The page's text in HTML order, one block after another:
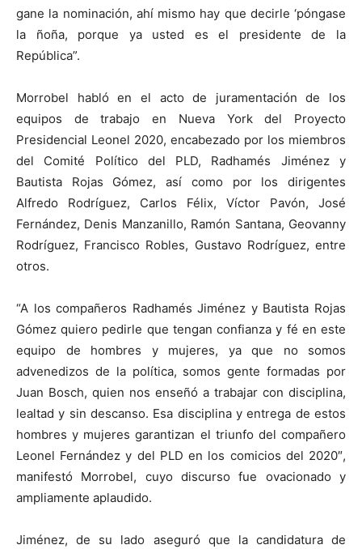
gane la nominación, ahí mismo hay que decirle ‘póngase
la ñoña, porque ya usted es el presidente de la
República”.
Morrobel habló en el acto de juramentación de los
equipos de trabajo en Nueva York del Proyecto
Presidencial Leonel 2020, encabezado por los miembros
del Comité Político del PLD, Radhamés Jiménez y
Bautista Rojas Gómez, así como por los dirigentes
Alfredo Rodríguez, Carlos Félix, Víctor Pavón, José
Fernández, Denis Manzanillo, Ramón Santana, Geovanny
Rodríguez, Francisco Robles, Gustavo Rodríguez, entre
otros.
“A los compañeros Radhamés Jiménez y Bautista Rojas
Gómez quiero pedirle que tengan confianza y fé en este
equipo de hombres y mujeres, ya que no somos
advenedizos de la política, somos gente formadas por
Juan Bosch, quien nos enseñó a trabajar con disciplina,
lealtad y sin descanso. Esa disciplina y entrega de estos
hombres y mujeres garantizan el triunfo del compañero
Leonel Fernández y del PLD en los comicios del 2020″,
manifestó Morrobel, cuyo discurso fue ovacionado y
ampliamente aplaudido.
Jiménez, de su lado aseguró que la candidatura de